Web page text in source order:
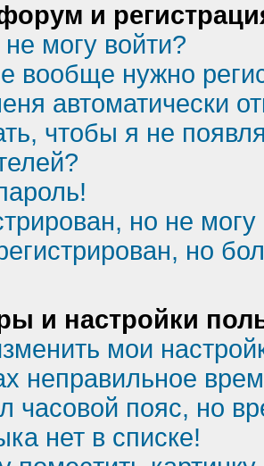
и
могу войти?
вообще нужно
автоматически
чтобы я не
но не могу
но
и настройки
мои
неправильное
часовой пояс, но
нет в списке!